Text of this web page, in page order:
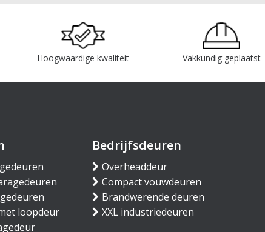
Hoogwaardige kwaliteit Vakkundig geplaatst
loopdeur
Bedrijfsdeuren
Overheaddeur
Compact vouwdeuren
Brandwerende deuren
XXL industriedeuren